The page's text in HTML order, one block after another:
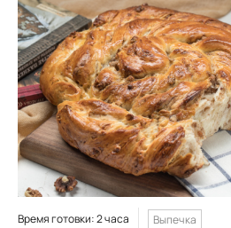
Время готовки: 2 часа Выпечка